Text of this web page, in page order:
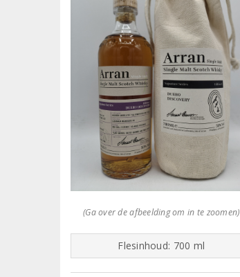
(Ga over de afbeelding om in te zoomen)
Flesinhoud: 700 ml